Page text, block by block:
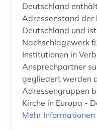
durham (1)
dī (1)
e-book (2)
ebook (1)
edwards (1)
Deutschland
Adressenstand der
Deutschland und
Nachschlagewerk
Institutionen in
Ansprechpartner
gegliedert werden
Adressengruppen
Kirche in Europa -
Mehr Informationen